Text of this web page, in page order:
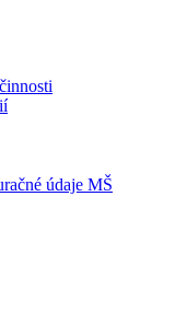
údaje MŠ